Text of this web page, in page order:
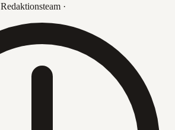
Redaktionsteam ·